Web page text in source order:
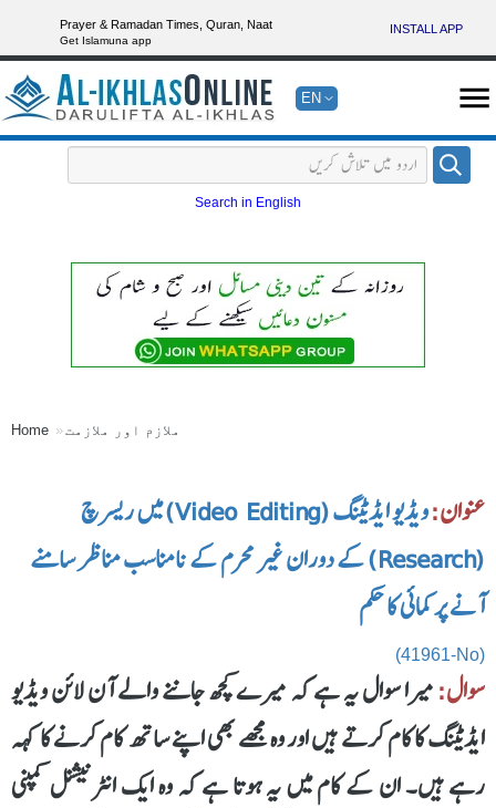
Prayer & Ramadan Times, Quran, Naat
Get Islamuna app
INSTALL APP
EN
Search in English
Home ملازم اور ملازمت
عنوان:
ویڈیو ایڈیٹنگ (Video Editing) میں ریسرچ
(Research) کے دوران غیر محرم کے نامناسب مناظر سامنے
آنے پر کمائی کا حکم
(41961-No)
سوال:میرا سوال یہ ہے کہ میرے کچھ جاننے والے آن لائن ویڈیو
ایڈیٹنگ کا کام کرتے ہیں اور وہ مجھے بھی اپنے ساتھ کام کرنے کا کہہ
رہے ہیں۔ ان کے کام میں یہ ہوتا ہے کہ وہ ایک انٹرنیشنل کمپنی